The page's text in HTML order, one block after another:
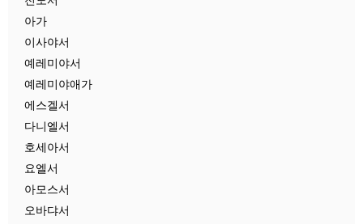
아가
이사야서
예레미야서
예레미야애가
에스겔서
다니엘서
호세아서
요엘서
아모스서
오바댜서